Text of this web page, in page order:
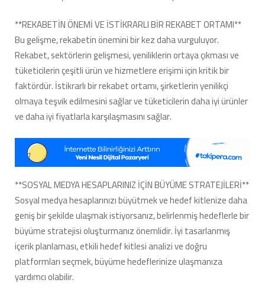
**REKABETİN ÖNEMİ VE İSTİKRARLI BİR REKABET ORTAMI**
Bu gelişme, rekabetin önemini bir kez daha vurguluyor.
Rekabet, sektörlerin gelişmesi, yeniliklerin ortaya çıkması ve
tüketicilerin çeşitli ürün ve hizmetlere erişimi için kritik bir
faktördür. İstikrarlı bir rekabet ortamı, şirketlerin yenilikçi
olmaya teşvik edilmesini sağlar ve tüketicilerin daha iyi ürünler
ve daha iyi fiyatlarla karşılaşmasını sağlar.
**SOSYAL MEDYA HESAPLARINIZ İÇİN BÜYÜME STRATEJİLERİ**
Sosyal medya hesaplarınızı büyütmek ve hedef kitlenize daha
geniş bir şekilde ulaşmak istiyorsanız, belirlenmiş hedeflerle bir
büyüme stratejisi oluşturmanız önemlidir. İyi tasarlanmış
içerik planlaması, etkili hedef kitlesi analizi ve doğru
platformları seçmek, büyüme hedeflerinize ulaşmanıza
yardımcı olabilir.